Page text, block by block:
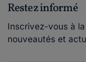
Restez informé
Inscrivez-vous à
nouveautés et